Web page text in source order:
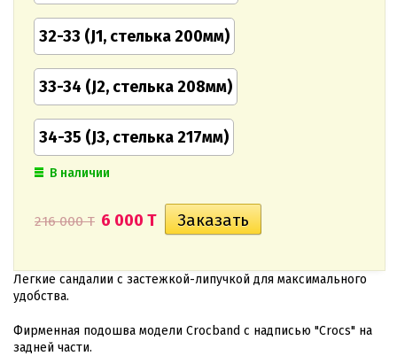
32-33 (J1, стелька 200мм)
33-34 (J2, стелька 208мм)
34-35 (J3, стелька 217мм)
В наличии
216 000 T 6 000 T
Легкие сандалии с застежкой-липучкой для максимального
удобства.
Фирменная подошва модели Crocband с надписью "Crocs" на
задней части.